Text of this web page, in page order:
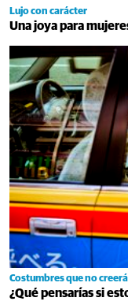
Lujo con carácter
Una joya para
Costumbres que no
¿Qué pensarías si